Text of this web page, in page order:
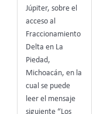
Júpiter, sobre el
acceso al
Fraccionamiento
Delta en La
Piedad,
Michoacán, en la
cual se puede
leer el mensaje
siguiente “Los